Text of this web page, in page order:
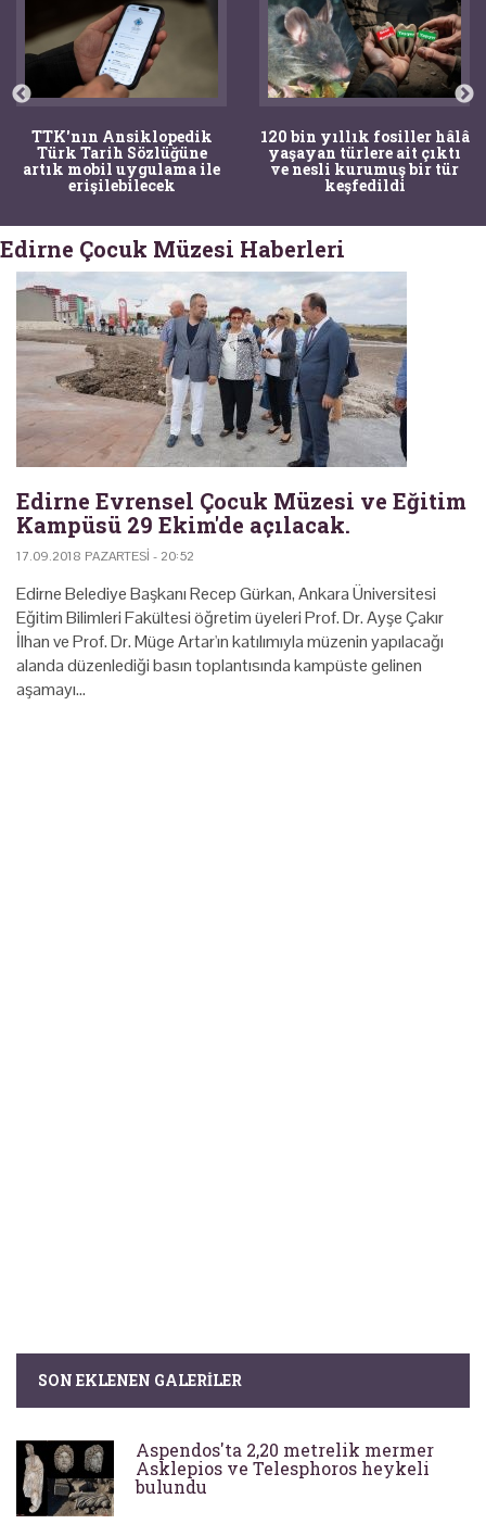
TTK'nın Ansiklopedik
Türk Tarih Sözlüğüne
artık mobil uygulama ile
erişilebilecek
120 bin yıllık fosiller hâlâ
yaşayan türlere ait çıktı
ve nesli kurumuş bir tür
keşfedildi
Edirne Çocuk Müzesi Haberleri
Edirne Evrensel Çocuk Müzesi ve Eğitim
Kampüsü 29 Ekim'de açılacak.
17.09.2018 PAZARTESI - 20:52
Edirne Belediye Başkanı Recep Gürkan, Ankara Üniversitesi
Eğitim Bilimleri Fakültesi öğretim üyeleri Prof. Dr. Ayşe Çakır
İlhan ve Prof. Dr. Müge Artar'ın katılımıyla müzenin yapılacağı
alanda düzenlediği basın toplantısında kampüste gelinen
aşamayı…
SON EKLENEN GALERILER
Aspendos'ta 2,20 metrelik mermer
Asklepios ve Telesphoros heykeli
bulundu